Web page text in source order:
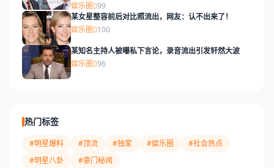
娱乐圈 99
某女星整容前后对比照流出，网友：认不出来了！
娱乐圈 100
某知名主持人被曝私下言论，录音流出引发轩然大波
娱乐圈 96
热门标签
#明星爆料 #顶流 #独家 #娱乐圈
#社会热点
#明星八卦
#豪门秘闻